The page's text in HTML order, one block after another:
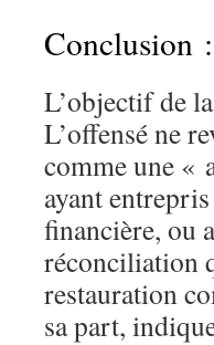
Conclusion
L’objectif de
L’offensé ne
comme une «
ayant
financière, ou
réconciliation
restauration
sa part,